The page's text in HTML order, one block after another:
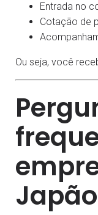
Entrada no
Cotação de
Ou seja, você